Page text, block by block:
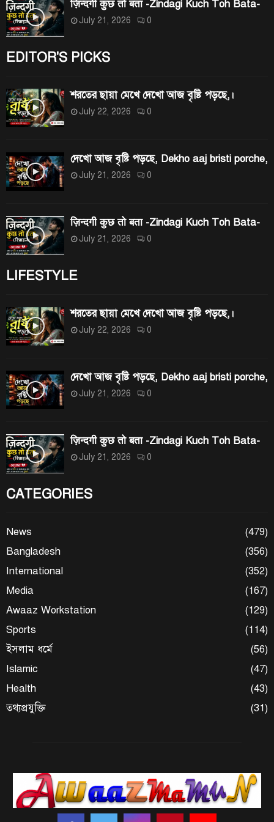
ज़िन्दगी कुछ तो बता -Zindagi Kuch Toh Bata-
July 21, 2026 0
EDITOR'S PICKS
শরতের ছায়া মেখে দেখো আজ বৃষ্টি পড়ছে,।
July 22, 2026 0
দেখো আজ বৃষ্টি পড়ছে, Dekho aaj bristi porche,
July 21, 2026 0
ज़िन्दगी कुछ तो बता -Zindagi Kuch Toh Bata-
July 21, 2026 0
LIFESTYLE
শরতের ছায়া মেখে দেখো আজ বৃষ্টি পড়ছে,।
July 22, 2026 0
দেখো আজ বৃষ্টি পড়ছে, Dekho aaj bristi porche,
July 21, 2026 0
ज़िन्दगी कुछ तो बता -Zindagi Kuch Toh Bata-
July 21, 2026 0
CATEGORIES
News
(479)
Bangladesh
(356)
International
(352)
Media
(167)
Awaaz Workstation
(129)
Sports
(114)
ইসলাম ধর্মে
(56)
Islamic
(47)
Health
(43)
তথ্যপ্রযুক্তি
(31)